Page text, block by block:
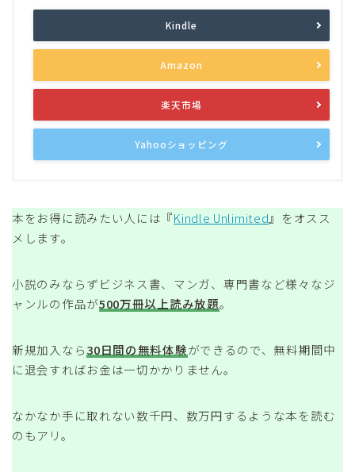
Kindle
Amazon
楽天市場
Yahooショッピング
本をお得に読みたい人には『Kindle Unlimited』をオスス
メします。
小説のみならずビジネス書、マンガ、専門書など様々なジ
ャンルの作品が500万冊以上読み放題。
新規加入なら30日間の無料体験ができるので、無料期間中
に退会すればお金は一切かかりません。
なかなか手に取れない数千円、数万円するような本を読む
のもアリ。